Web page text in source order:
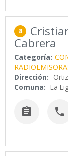
8
Cabrera
Categoría:
Dirección:
Comuna: La
 